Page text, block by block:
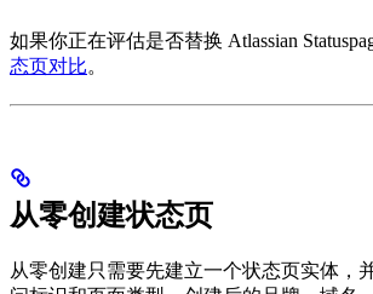
如果你正在评估是否替换 Atlassian
态页对比。
从零创建状态页
从零创建只需要先建立一个状态页实体，